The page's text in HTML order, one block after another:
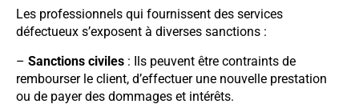
Les professionnels qui fournissent des services
défectueux s’exposent à diverses sanctions :
– Sanctions civiles : Ils peuvent être contraints de
rembourser le client, d’effectuer une nouvelle prestation
ou de payer des dommages et intérêts.